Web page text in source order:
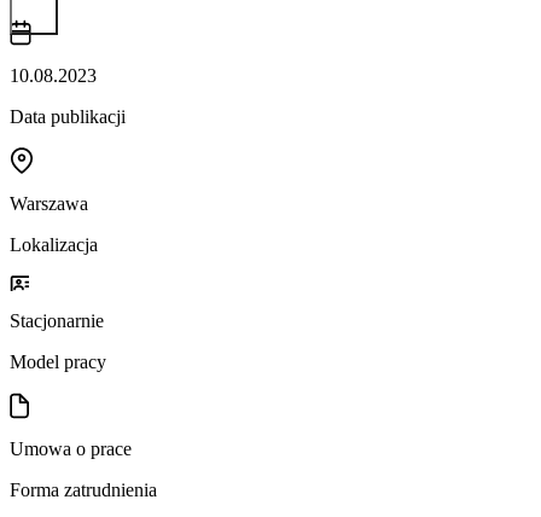
10.08.2023
Data publikacji
Warszawa
Lokalizacja
Stacjonarnie
Model pracy
Umowa o prace
Forma zatrudnienia